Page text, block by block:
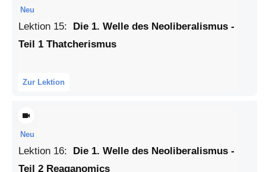
Neu
Lektion 15: Die 1. Welle des Neoliberalismus -
Teil 1 Thatcherismus
Zur Lektion
Neu
Lektion 16: Die 1. Welle des Neoliberalismus -
Teil 2 Reaganomics